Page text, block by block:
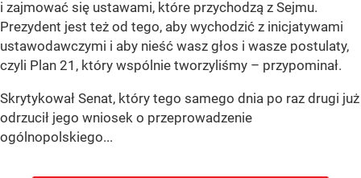
i zajmować się ustawami, które przychodzą z Sejmu.
Prezydent jest też od tego, aby wychodzić z inicjatywami
ustawodawczymi i aby nieść wasz głos i wasze postulaty,
czyli Plan 21, który wspólnie tworzyliśmy – przypominał.
Skrytykował Senat, który tego samego dnia po raz drugi już
odrzucił jego wniosek o przeprowadzenie
ogólnopolskiego...